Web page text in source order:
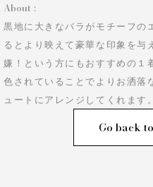
About：
黒地に大きなバラがモチーフの
るとより映えて豪華な印象を与
嫌！という方にもおすすめの１
色されていることでよりお洒落
ュートにアレンジしてくれます。
Go back